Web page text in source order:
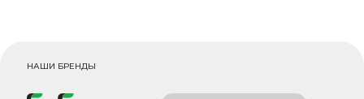
НАШИ БРЕНДЫ